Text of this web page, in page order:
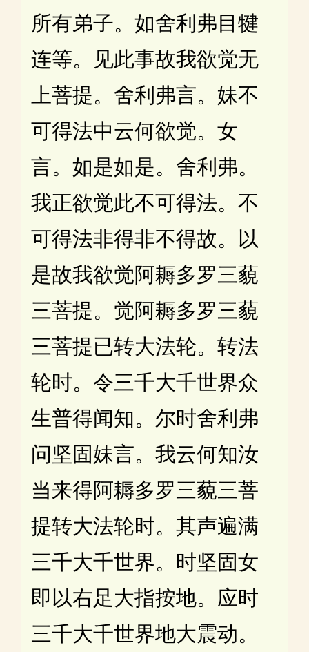
所有弟子。如舍利弗目犍
连等。见此事故我欲觉无
上菩提。舍利弗言。妹不
可得法中云何欲觉。女
言。如是如是。舍利弗。
我正欲觉此不可得法。不
可得法非得非不得故。以
是故我欲觉阿耨多罗三藐
三菩提。觉阿耨多罗三藐
三菩提已转大法轮。转法
轮时。令三千大千世界众
生普得闻知。尔时舍利弗
问坚固妹言。我云何知汝
当来得阿耨多罗三藐三菩
提转大法轮时。其声遍满
三千大千世界。时坚固女
即以右足大指按地。应时
三千大千世界地大震动。